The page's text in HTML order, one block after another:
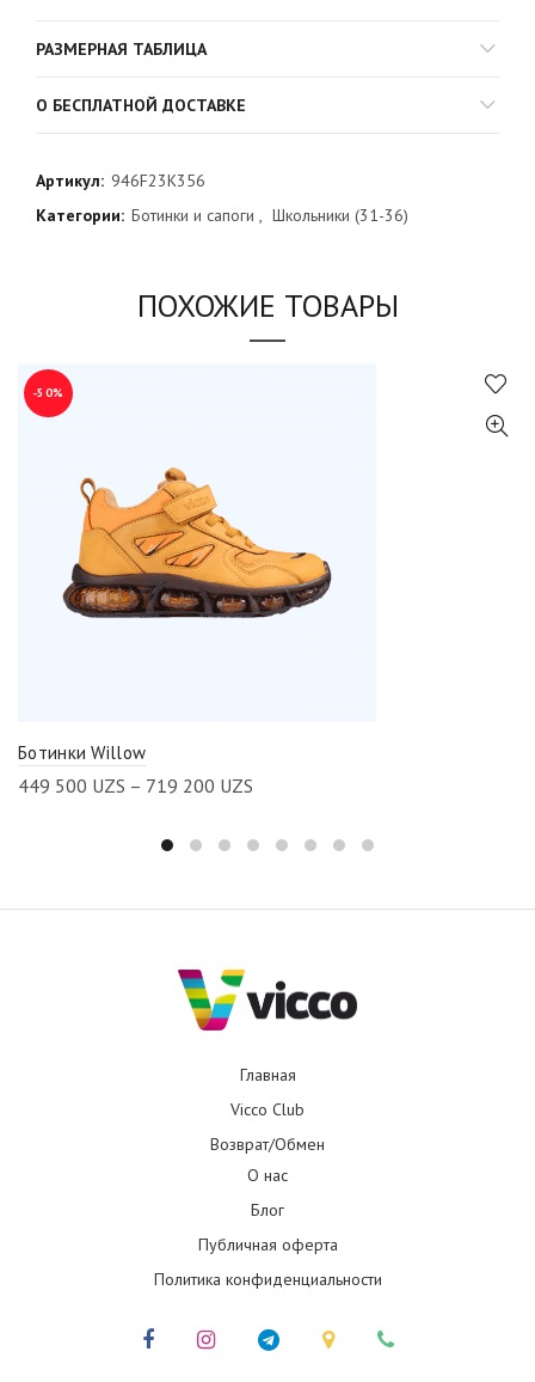
РАЗМЕРНАЯ ТАБЛИЦА
О БЕСПЛАТНОЙ ДОСТАВКЕ
Артикул: 946F23K356
Категории: Ботинки и сапоги , Школьники (31-36)
ПОХОЖИЕ ТОВАРЫ
-50%
Ботинки Willow
449 500 UZS – 719 200 UZS
Главная
Vicco Club
Возврат/Обмен
О нас
Блог
Публичная оферта
Политика конфиденциальности